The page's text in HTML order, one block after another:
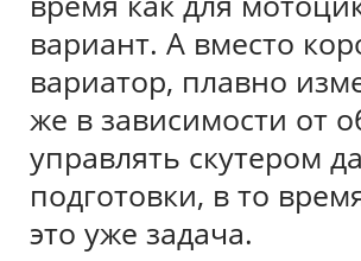
вариант. А вместо
вариатор, плавно
же в зависимости от
управлять скутером
подготовки, в то
это уже задача.